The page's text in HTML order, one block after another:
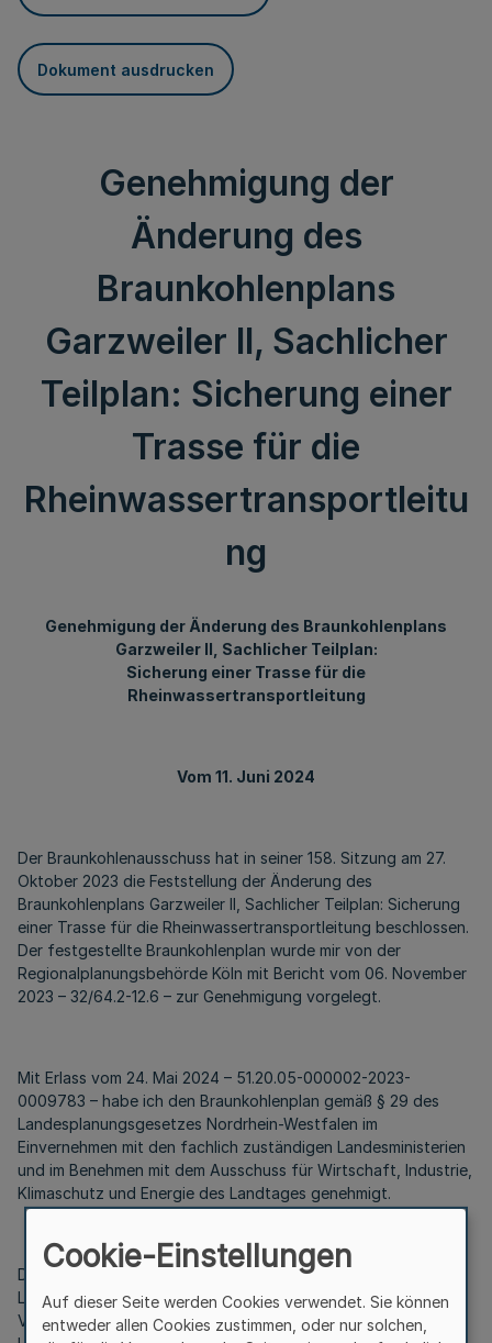
Dokument ausdrucken
Genehmigung der
Änderung des
Braunkohlenplans
Garzweiler II, Sachlicher
Teilplan: Sicherung einer
Trasse für die
Rheinwassertransportleitu
ng
Genehmigung der Änderung des Braunkohlenplans
Garzweiler II, Sachlicher Teilplan:
Sicherung einer Trasse für die
Rheinwassertransportleitung
Vom 11. Juni 2024
Der Braunkohlenausschuss hat in seiner 158. Sitzung am 27.
Oktober 2023 die Feststellung der Änderung des
Braunkohlenplans Garzweiler II, Sachlicher Teilplan: Sicherung
einer Trasse für die Rheinwassertransportleitung beschlossen.
Der festgestellte Braunkohlenplan wurde mir von der
Regionalplanungsbehörde Köln mit Bericht vom 06. November
2023 – 32/64.2-12.6 – zur Genehmigung vorgelegt.
Mit Erlass vom 24. Mai 2024 – 51.20.05-000002-2023-
0009783 – habe ich den Braunkohlenplan gemäß § 29 des
Landesplanungsgesetzes Nordrhein-Westfalen im
Einvernehmen mit den fachlich zuständigen Landesministerien
und im Benehmen mit dem Ausschuss für Wirtschaft, Industrie,
Klimaschutz und Energie des Landtages genehmigt.
Die Bekanntmachung erfolgt nach § 14 Satz 1 des
Landesplanungsgesetzes Nordrhein-Westfalen durch
Veröffentlichung im Gesetz- und Verordnungsblatt für das
Cookie-Einstellungen
Auf dieser Seite werden Cookies verwendet. Sie können
entweder allen Cookies zustimmen, oder nur solchen,